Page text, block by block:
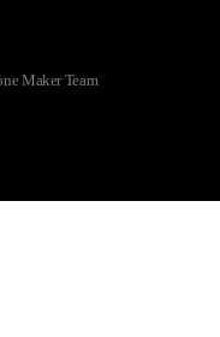
Maker Team